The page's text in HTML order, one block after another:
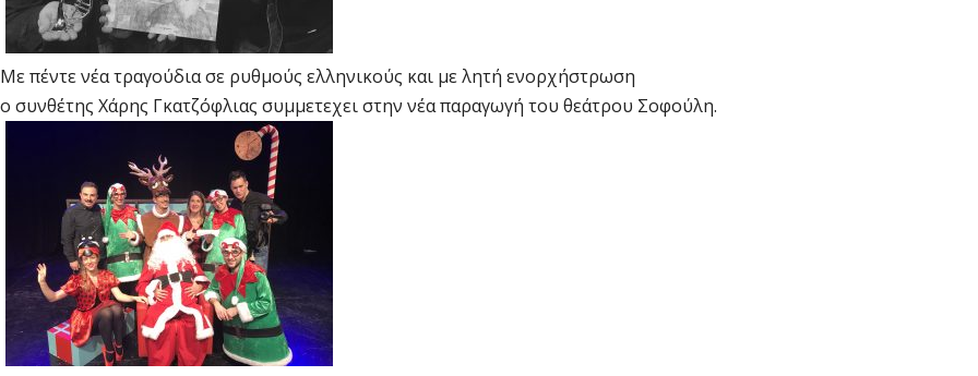
Με πέντε νέα τραγούδια σε ρυθμούς ελληνικούς και με λητή ενορχήστρωση
ο συνθέτης Χάρης Γκατζόφλιας συμμετεχει στην νέα παραγωγή του θεάτρου Σοφούλη.